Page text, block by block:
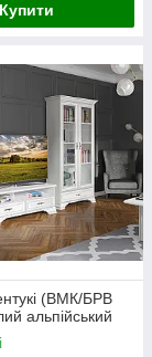
Купити
(ВМК/БРВ
альпійський